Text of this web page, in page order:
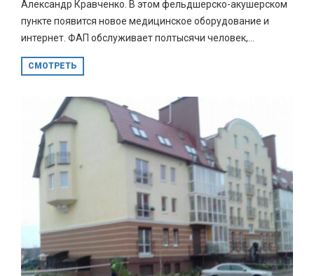
Александр Кравченко. В этом фельдшерско-акушерском
пункте появится новое медицинское оборудование и
интернет. ФАП обслуживает полтысячи человек,...
СМОТРЕТЬ